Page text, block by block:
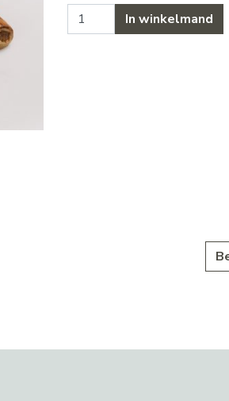
Gesorteerd gebak aantal
In winkelmand